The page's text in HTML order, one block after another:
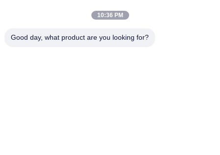
Consiga el mejor precio
10:36 PM
Good day, what product are you looking for?